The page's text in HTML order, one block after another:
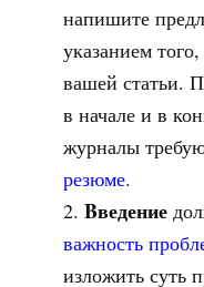
напишите
указанием
вашей статьи.
в начале и в
журналы
резюме.
Bведение
важность
изложить суть